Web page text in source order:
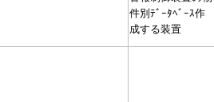
件別ﾃﾞｰﾀﾍﾞｰｽ作
成する装置